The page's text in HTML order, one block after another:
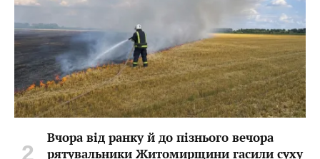
Вчора від ранку й до пізнього вечора
рятувальники Житомирщини гасили суху